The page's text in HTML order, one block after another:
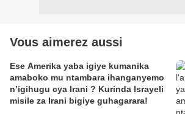
Vous aimerez aussi
Ese Amerika yaba igiye kumanika
amaboko mu ntambara ihanganyemo
n’igihugu cya Irani ? Kurinda Israyeli
misile za Irani bigiye guhagarara!